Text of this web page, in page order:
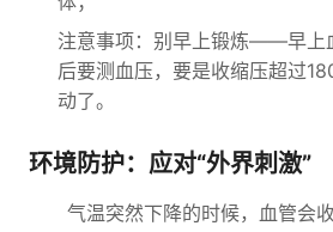
注意事项：别早上锻炼——早上
后要测血压，要是收缩压超过
动了。
环境防护：应对“外界刺激”
气温突然下降的时候，血管会